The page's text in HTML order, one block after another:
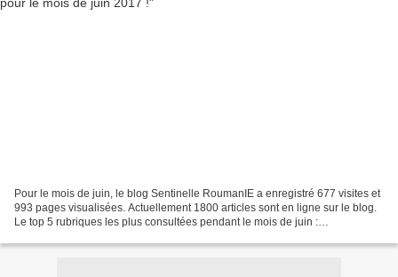
Pour le mois de juin, le blog Sentinelle RoumanIE a enregistré 677 visites et
993 pages visualisées. Actuellement 1800 articles sont en ligne sur le blog.
Le top 5 rubriques les plus consultées pendant le mois de juin :